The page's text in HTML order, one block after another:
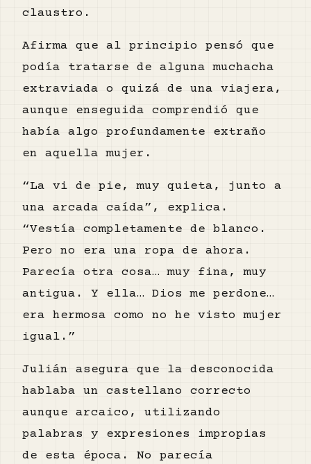
claustro.
Afirma que al principio pensó que
podía tratarse de alguna muchacha
extraviada o quizá de una viajera,
aunque enseguida comprendió que
había algo profundamente extraño
en aquella mujer.
“La vi de pie, muy quieta, junto a
una arcada caída”, explica.
“Vestía completamente de blanco.
Pero no era una ropa de ahora.
Parecía otra cosa… muy fina, muy
antigua. Y ella… Dios me perdone…
era hermosa como no he visto mujer
igual.”
Julián asegura que la desconocida
hablaba un castellano correcto
aunque arcaico, utilizando
palabras y expresiones impropias
de esta época. No parecía